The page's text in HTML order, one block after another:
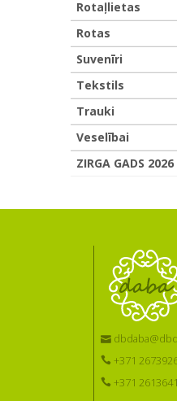
Rotaļlietas
Rotas
Suvenīri
Tekstils
Trauki
Veselībai
ZIRGA GADS 2026
+371
+371